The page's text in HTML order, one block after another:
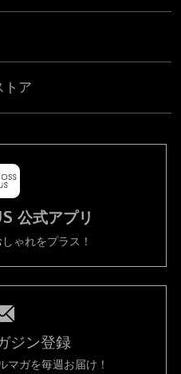
トア
公式アプリ
ゃれをプラス！
ジン登録
マガを毎週お届け！